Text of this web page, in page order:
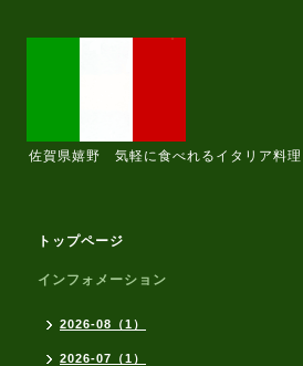
佐賀県嬉野 気軽に食べれるイタリア料理
トップページ
インフォメーション
2026-08（1）
2026-07（1）